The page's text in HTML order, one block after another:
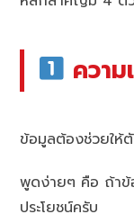
ควา
ข้อมูลต้องช่วยให้
พูดง่ายๆ คือ ถ้าข้
ประโยชน์ครับ